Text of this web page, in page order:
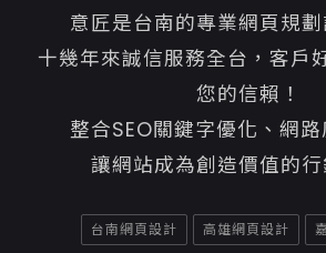
意匠是台南的專業網頁規劃
十幾年來誠信服務全台，客戶
您的信賴！
整合SEO關鍵字優化、網路
讓網站成為創造價值的行
台南網頁設計 高雄網頁設計